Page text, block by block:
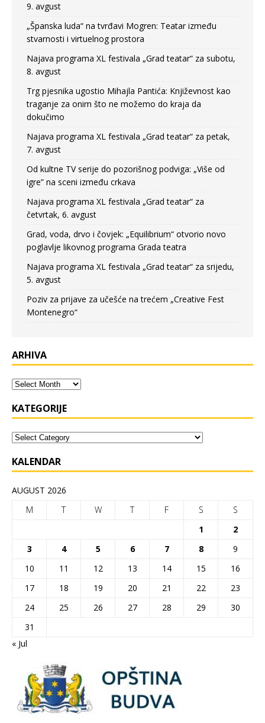
9. avgust
„Španska luda“ na tvrđavi Mogren: Teatar između
stvarnosti i virtuelnog prostora
Najava programa XL festivala „Grad teatar“ za subotu,
8. avgust
Trg pjesnika ugostio Mihajla Pantića: Književnost kao
traganje za onim što ne možemo do kraja da
dokučimo
Najava programa XL festivala „Grad teatar“ za petak,
7. avgust
Od kultne TV serije do pozorišnog podviga: „Više od
igre” na sceni između crkava
Najava programa XL festivala „Grad teatar“ za
četvrtak, 6. avgust
Grad, voda, drvo i čovjek: „Equilibrium“ otvorio novo
poglavlje likovnog programa Grada teatra
Najava programa XL festivala „Grad teatar“ za srijedu,
5. avgust
Poziv za prijave za učešće na trećem „Creative Fest
Montenegro“
ARHIVA
KATEGORIJE
KALENDAR
AUGUST 2026
M
T W T F S
S
1
2
3
4 5 6 7 8
9
10
11 12 13 14 15
16
17
18 19 20 21 22
23
24
25 26 27 28 29
30
31
« Jul